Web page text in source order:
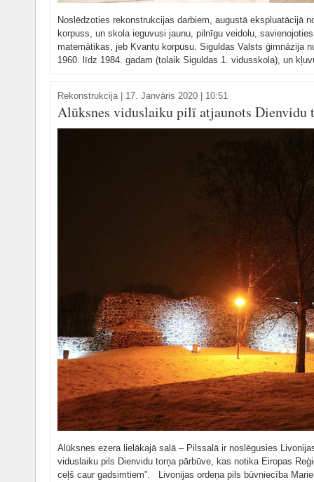
Noslēdzoties rekonstrukcijas darbiem, augustā ekspluatācijā
korpuss, un skola ieguvusi jaunu, pilnīgu veidolu,
matemātikas, jeb Kvantu korpusu. Siguldas Valsts ģimnāzija
1960. līdz 1984. gadam (tolaik Siguldas 1. vidusskola), un
Rekonstrukcija| 17. Janvāris 2020 | 10:51
Alūksnes viduslaiku pilī atjaunots Dienvidu
Alūksnes ezera lielākajā salā – Pilssalā ir noslēgusies
viduslaiku pils Dienvidu torņa pārbūve, kas notika Eiropas
ceļš caur gadsimtiem”. Livonijas ordeņa pils būvniecība